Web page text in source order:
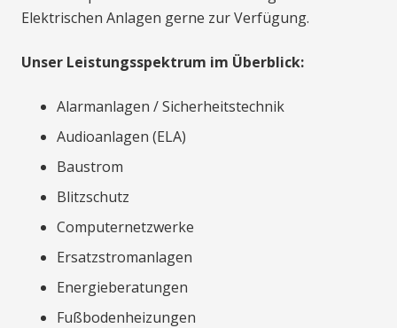
Elektrischen Anlagen gerne zur Verfügung.
Unser Leistungsspektrum im Überblick:
Alarmanlagen / Sicherheitstechnik
Audioanlagen (ELA)
Baustrom
Blitzschutz
Computernetzwerke
Ersatzstromanlagen
Energieberatungen
Fußbodenheizungen